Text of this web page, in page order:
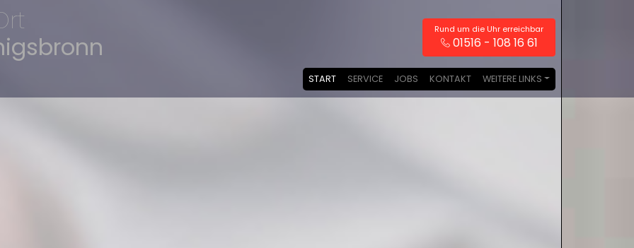
Rund um die Uhr erreichbar
01516 - 108 16 61
START SERVICE JOBS KONTAKT WEITERE LINKS